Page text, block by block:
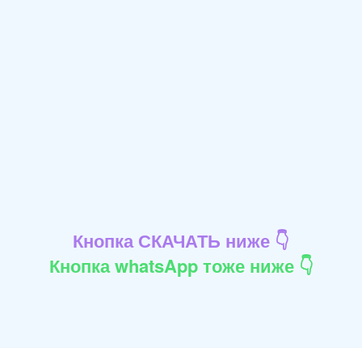
Кнопка СКАЧАТЬ ниже 👇
Кнопка whatsApp тоже ниже 👇